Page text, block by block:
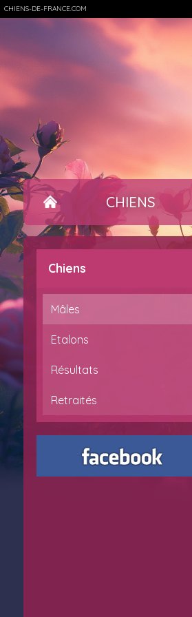
CHIENS-DE-FRANCE.COM
CHIENS
Chiens
Mâles
Etalons
Résultats
Retraités